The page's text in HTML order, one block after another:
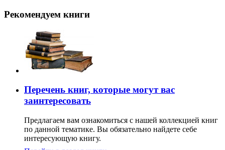
Рекомендуем книги
Перечень книг, которые могут вас
заинтересовать
Предлагаем вам ознакомиться с нашей коллекцией книг
по данной тематике. Вы обязательно найдете себе
интересующую книгу.